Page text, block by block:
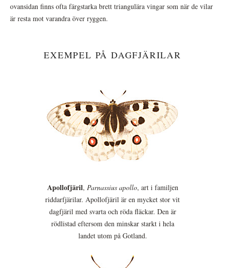
ovansidan finns ofta färgstarka brett triangulära vingar som när de vilar
är resta mot varandra över ryggen.
EXEMPEL PÅ DAGFJÄRILAR
Apollofjäril, Parnassius apollo, art i familjen
riddarfjärilar. Apollofjäril är en mycket stor vit
dagfjäril med svarta och röda fläckar. Den är
rödlistad eftersom den minskar starkt i hela
landet utom på Gotland.